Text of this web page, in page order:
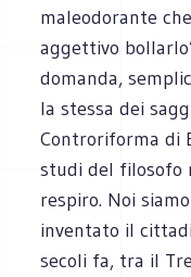
maleodorante
aggettivo
domanda,
la stessa dei
Controriforma di
studi del filosofo
respiro. Noi
inventato il
secoli fa, tra il